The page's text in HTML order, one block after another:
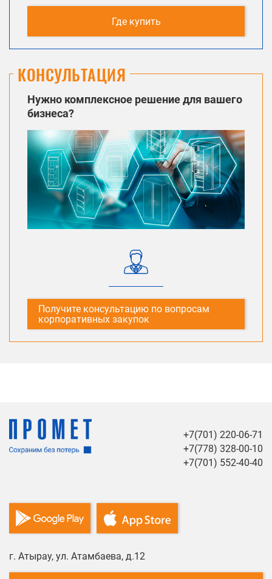
Где купить
КОНСУЛЬТАЦИЯ
Нужно комплексное решение для вашего
бизнеса?
Получите консультацию по вопросам
корпоративных закупок
+7(701) 220-06-71
+7(778) 328-00-10
+7(701) 552-40-40
г. Атырау, ул. Атамбаева, д.12